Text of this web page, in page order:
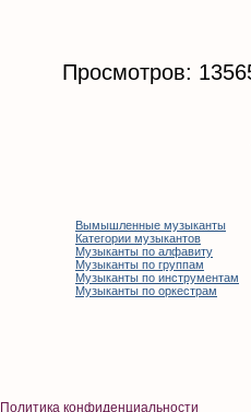
Просмотров:
Вымышленные музыканты
Категории музыкантов
Музыканты по алфавиту
Музыканты по группам
Музыканты по инструментам
Музыканты по оркестрам
Политика конфиденциальности